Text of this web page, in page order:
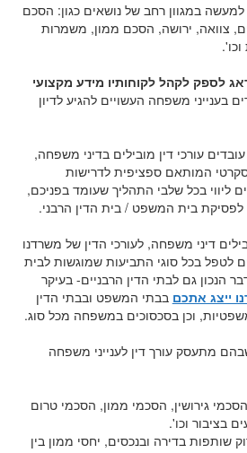
במגוון רחב של נושאים כגון: הסכם
צוואה, ירושה, הסכם ממון, משמרות
לספק לקהל לקוחותיו מידע מקצועי
בענייני משפחה העשויים להגיע לדיון
עורכי דין מובילים בדיני משפחה,
המותאם ספציפית לדרישות
ליווי בכל שלבי התהליך שעומד בפניכם,
לפסיקת בית המשפט / בית הדין הרבני.
דיני משפחה, לעורכי הדין של משרדנו
לטפל בכל סוגי התביעות שמוגשות לבית
הנכון גם לבתי הדין הרבניים- בעיקר
ייצג אתכם בבתי המשפט ובבתי הדין
וכן בסכסוכים במשפחה מכל סוג.
מתעסק עורך דין לענייני משפחה
גירושין, הסכמי ממון, הסכמי טרום
בציבור וכו'.
שותפות בדירה ובנכסים, יחסי ממון בין